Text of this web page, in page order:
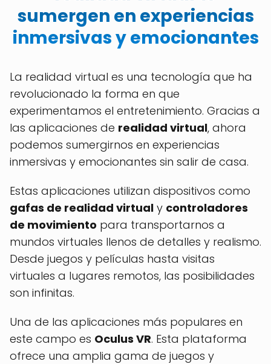
sumergen en experiencias
inmersivas y emocionantes
La realidad virtual es una tecnología que ha
revolucionado la forma en que
experimentamos el entretenimiento. Gracias a
las aplicaciones de realidad virtual, ahora
podemos sumergirnos en experiencias
inmersivas y emocionantes sin salir de casa.
Estas aplicaciones utilizan dispositivos como
gafas de realidad virtual y controladores
de movimiento para transportarnos a
mundos virtuales llenos de detalles y realismo.
Desde juegos y películas hasta visitas
virtuales a lugares remotos, las posibilidades
son infinitas.
Una de las aplicaciones más populares en
este campo es Oculus VR. Esta plataforma
ofrece una amplia gama de juegos y